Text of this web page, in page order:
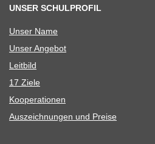
UNSER SCHULPROFIL
Unser Name
Unser Ange­bot
Leit­bild
17 Ziele
Koope­ra­tio­nen
Aus­zeich­nun­gen und Preise